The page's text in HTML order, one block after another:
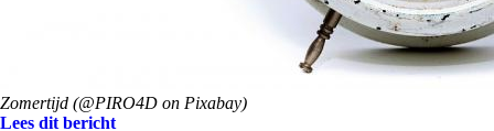
Zomertijd (@PIRO4D on Pixabay)
Lees dit bericht